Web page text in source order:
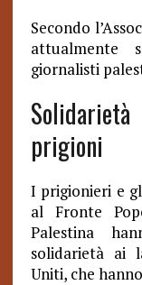
Secondo
attualmente
giornalisti
prigioni
I prigionieri e
al Fronte
Palestina
solidarietà ai
Uniti, che